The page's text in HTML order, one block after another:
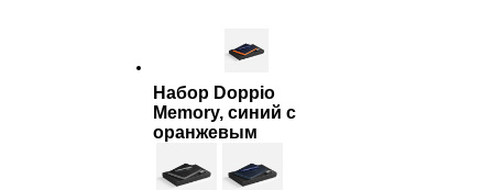
Набор Doppio
Memory, синий с
оранжевым